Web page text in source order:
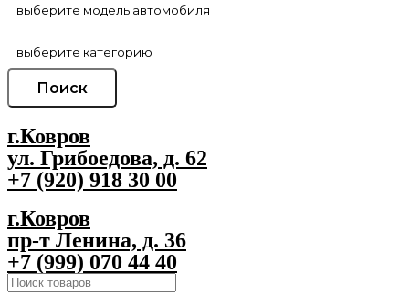
Поиск
г.Ковров
ул. Грибоедова, д. 62
+7 (920) 918 30 00
г.Ковров
пр-т Ленина, д. 36
+7 (999) 070 44 40